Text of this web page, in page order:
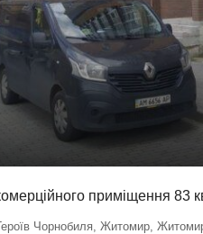
приміщення 83
Чорнобиля, Житомир,